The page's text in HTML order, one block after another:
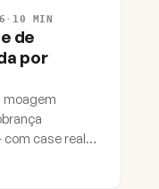
· 10 MIN
de
por
moagem
case real